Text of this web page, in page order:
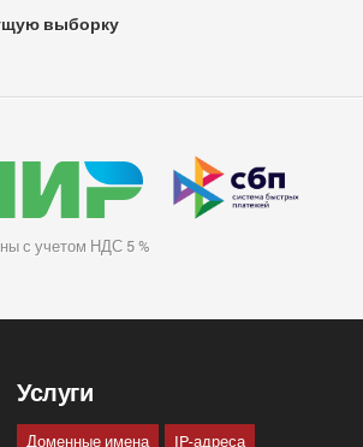
выборку
с учетом НДС 5 %
Услуги
Доменные имена IP-адреса